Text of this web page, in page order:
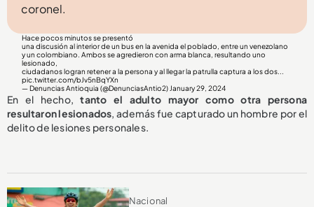
coronel.
Hace pocos minutos se presentó
una discusión al interior de un bus en la avenida el poblado, entre un venezolano
y un colombiano. Ambos se agredieron con arma blanca, resultando uno
lesionado,
ciudadanos logran retener a la persona y al llegar la patrulla captura a los dos...
pic.twitter.com/bJv5nBqYXn
— Denuncias Antioquia (@DenunciasAntio2) January 29, 2024
En el hecho,tanto el adulto mayor como otra persona
resultaron lesionados, además fue capturado un hombre por el
delito de lesiones personales.
Nacional